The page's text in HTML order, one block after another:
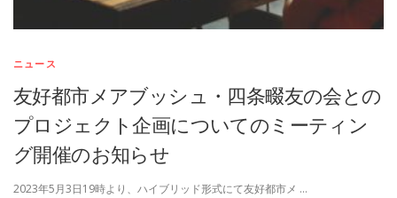
ニュース
友好都市メアブッシュ・四条畷友の会との
プロジェクト企画についてのミーティン
グ開催のお知らせ
2023年5月3日19時より、ハイブリッド形式にて友好都市メ …